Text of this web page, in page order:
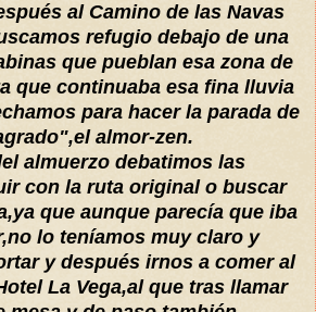
al Camino de las Navas
refugio debajo de una
que pueblan esa zona de
que continuaba esa fina lluvia
para hacer la parada de
almor-zen.
almuerzo debatimos las
con la ruta original o buscar
que aunque parecía que iba
lo teníamos muy claro y
y después irnos a comer al
La Vega,al que tras llamar